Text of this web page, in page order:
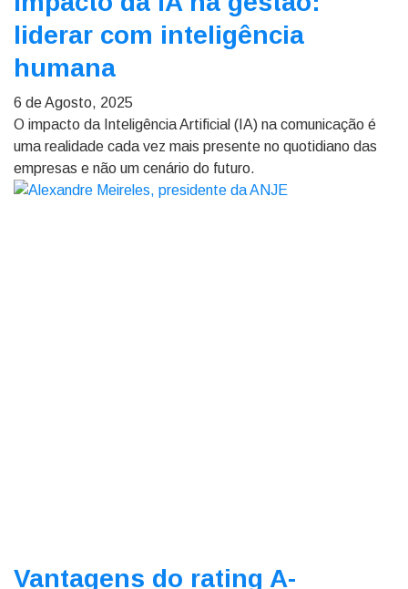
liderar com inteligência
humana
6 de Agosto, 2025
O impacto da Inteligência Artificial (IA) na comunicação é
uma realidade cada vez mais presente no quotidiano das
empresas e não um cenário do futuro.
Vantagens do rating A-